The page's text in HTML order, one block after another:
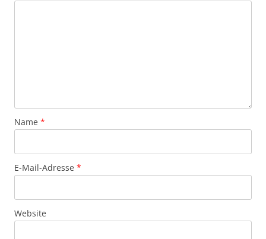
Name *
E-Mail-Adresse *
Website